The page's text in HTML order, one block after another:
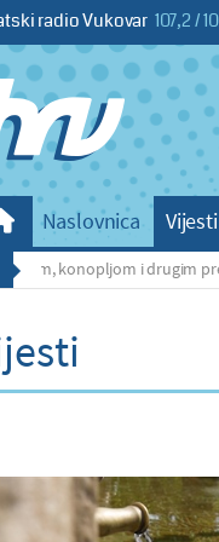
radio Vukovar 107,2 /
Naslovnica Vijesti
i drugim